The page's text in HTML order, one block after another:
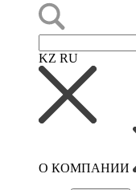
KZ RU
О КОМПАНИИ